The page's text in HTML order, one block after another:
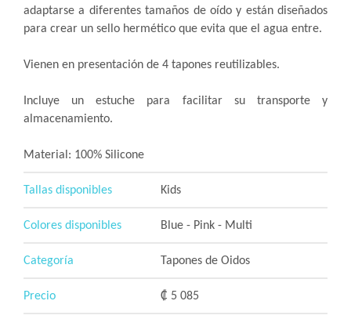
adaptarse a diferentes tamaños de oído y están diseñados
para crear un sello hermético que evita que el agua entre.
Vienen en presentación de 4 tapones reutilizables.
Incluye un estuche para facilitar su transporte y
almacenamiento.
Material: 100% Silicone
Tallas disponibles Kids
Colores disponibles Blue - Pink - Multi
Categoría Tapones de Oidos
Precio ₡ 5 085